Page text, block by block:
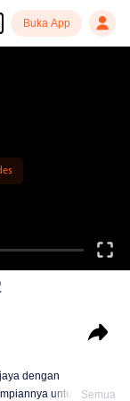
Buka App
dengan
untuk
Semua